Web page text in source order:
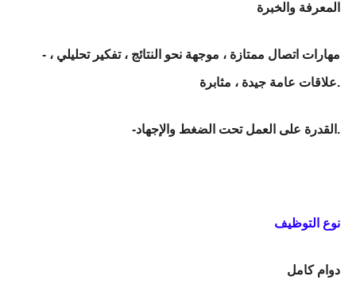
المعرفة والخبرة
- مهارات اتصال ممتازة ، موجهة نحو النتائج ، تفكير تحليلي ،
علاقات عامة جيدة ، مثابرة.
-القدرة على العمل تحت الضغط والإجهاد.
نوع التوظيف
دوام كامل